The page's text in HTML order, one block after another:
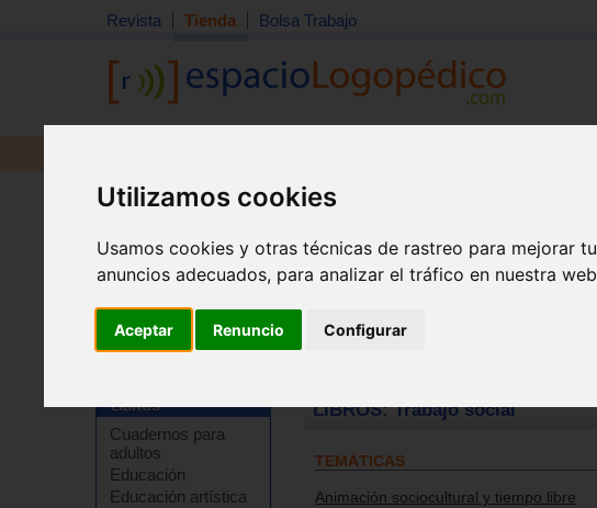
Utilizamos cookies
Usamos cookies y otras técnicas de rastreo para mejorar
anuncios adecuados, para analizar el tráfico en nuestra
Aceptar Renuncio Configurar
Revista Tienda Bolsa Trabajo
Tienda>Libros>Sociología
Cuadernos para
adultos
Educación
Educación artística
LIBROS: Trabajo social
TEMÁTICAS
Animación sociocultural y tiempo libre